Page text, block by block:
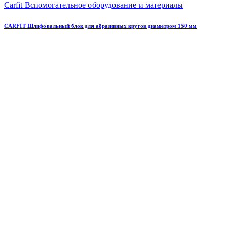
Carfit Вспомогательное оборудование и материалы
CARFIT Шлифовальный блок для абразивных кругов диаметром 150 мм